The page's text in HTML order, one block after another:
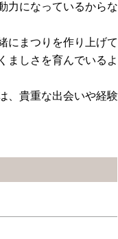
力になっているからな
にまつりを作り上げて
ましさを育んでいるよ
、貴重な出会いや経験